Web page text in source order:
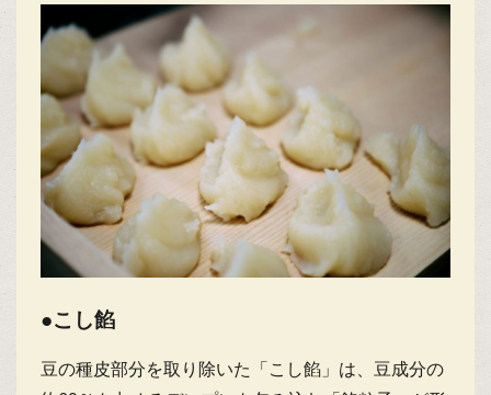
●こし餡
豆の種皮部分を取り除いた「こし餡」は、豆成分の